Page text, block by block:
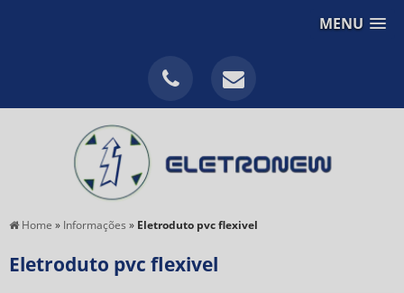
MENU
Home » Informações » Eletroduto pvc flexivel
Eletroduto pvc flexivel